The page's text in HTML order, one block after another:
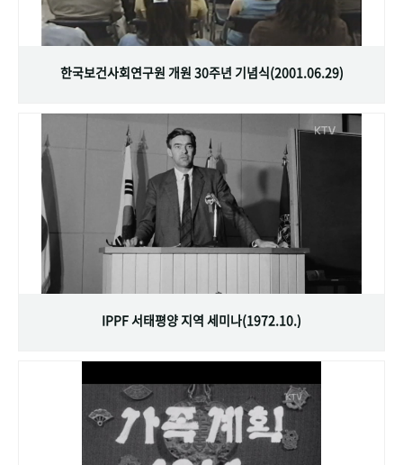
한국보건사회연구원 개원 30주년 기념식(2001.06.29)
IPPF 서태평양 지역 세미나(1972.10.)